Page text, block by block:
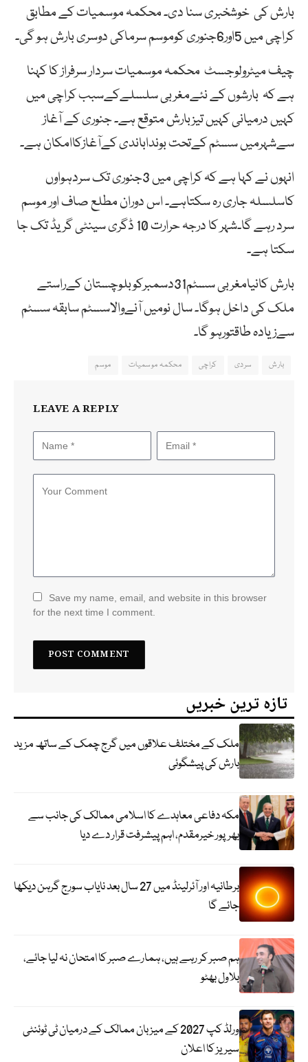
بارش کی خوشخبری سنا دی۔ محکمہ موسمیات کے مطابق
کراچی میں 5اور6جنوری کوموسم سرماکی دوسری بارش ہو گی۔
چیف میٹرولوجسٹ محکمہ موسمیات سردار سرفراز کا کہنا
ہے کہ بارشوں کے نئےمغربی سلسلےکےسبب کراچی میں
کہیں درمیانی کہیں تیزبارش متوقع ہے۔ جنوری کے آغاز
سےشہرمیں سسٹم کےتحت بونداباندی کےآغازکاامکان ہے۔
انہوں نے کہا ہے کہ کراچی میں 3جنوری تک سردہواوں
کاسلسلہ جاری رہ سکتاہے۔ اس دوران مطلع صاف اور موسم
سرد رہے گا۔شہر کا درجہ حرارت 10 ڈگری سینٹی گریڈ تک جا
سکتا ہے۔
بارش کانیامغربی سسٹم31دسمبرکوبلوچستان کےراستے
ملک کی داخل ہوگا۔ سال نومیں آنےوالاسسٹم سابقہ سسٹم
سےزیادہ طاقتورہو گا۔
بارش سردی کراچی محکمہ موسمیات موسم
LEAVE A REPLY
Save my name, email, and website in this browser
for the next time I comment.
تازہ ترین خبریں
ملک کے مختلف علاقوں میں گرج چمک کے ساتھ مزید
بارش کی پیشگوئی
مکہ دفاعی معاہدے کا اسلامی ممالک کی جانب سے
بھرپور خیرمقدم، اہم پیشرفت قرار دے دیا
برطانیہ اور آئرلینڈ میں 27 سال بعد نایاب سورج گرہن دیکھا
جائے گا
ہم صبر کر رہے ہیں، ہمارے صبر کا امتحان نہ لیا جائے،
بلاول بھٹو
ورلڈ کپ 2027 کے میزبان ممالک کے درمیان ٹی ٹوئنٹی
سیریز کا اعلان